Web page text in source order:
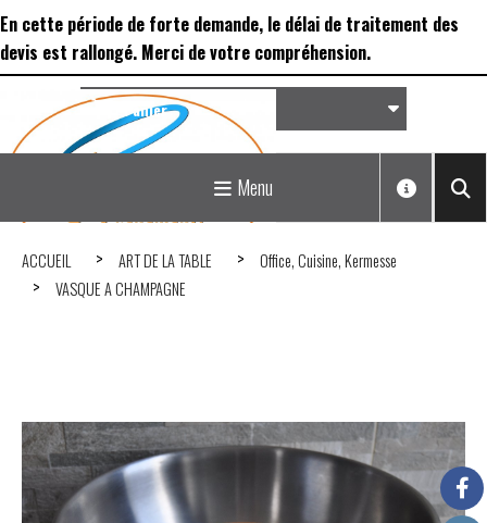
En cette période de forte demande, le délai de traitement des
devis est rallongé. Merci de votre compréhension.
Matériel de réception &
Déco...
Panier
Menu
ACCUEIL ART DE LA TABLE
Office, Cuisine, Kermesse
VASQUE A CHAMPAGNE